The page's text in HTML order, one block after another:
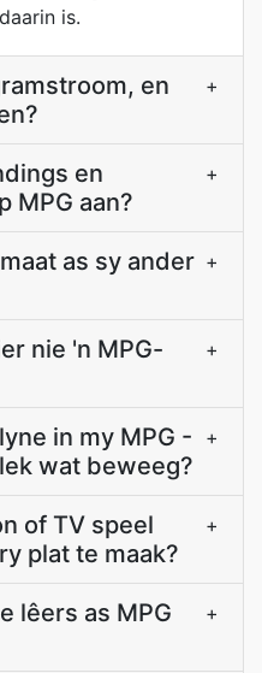
is.
en
+
en
MPG aan?
+
as sy ander +
nie 'n MPG-
+
in my MPG -
wat beweeg?
+
of TV speel
plat te maak?
+
lêers as MPG
+